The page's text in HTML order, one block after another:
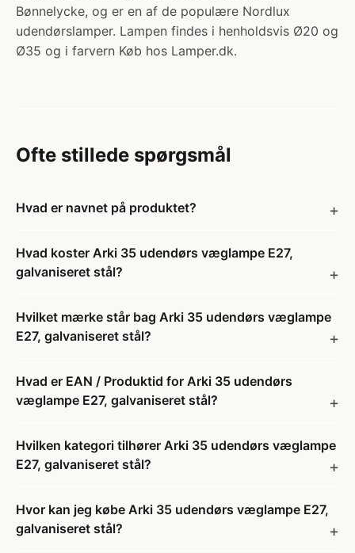
Bønnelycke, og er en af de populære Nordlux
udendørslamper. Lampen findes i henholdsvis Ø20 og
Ø35 og i farvern Køb hos Lamper.dk.
Ofte stillede spørgsmål
Hvad er navnet på produktet?
Hvad koster Arki 35 udendørs væglampe E27,
galvaniseret stål?
Hvilket mærke står bag Arki 35 udendørs væglampe
E27, galvaniseret stål?
Hvad er EAN / Produktid for Arki 35 udendørs
væglampe E27, galvaniseret stål?
Hvilken kategori tilhører Arki 35 udendørs væglampe
E27, galvaniseret stål?
Hvor kan jeg købe Arki 35 udendørs væglampe E27,
galvaniseret stål?